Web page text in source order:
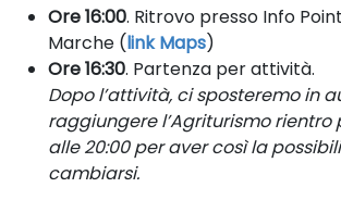
Ore 16:00. Ritrovo presso Info
Marche (link Maps)
Ore 16:30. Partenza per attività.
Dopo l’attività, ci sposteremo in
raggiungere l’Agriturismo rientro
alle 20:00 per aver così la
cambiarsi.